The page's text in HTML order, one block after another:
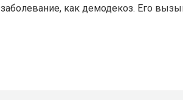
заболевание, как демодекоз. Его